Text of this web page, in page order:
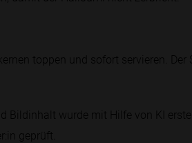
toppen und sofort servieren.
Bildinhalt wurde mit Hilfe von KI
geprüft.